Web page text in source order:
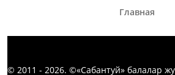
Главная
© 2011 - 2026. ©«Сабантуй» балалар